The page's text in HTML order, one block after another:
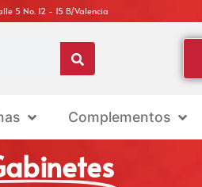
5 No. 12 - 15 B/Valencia
Complementos